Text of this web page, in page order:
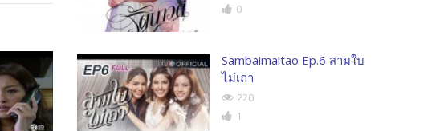
0
Sambaimaitao Ep.6 สามใบ
ไม่เถา
220
1